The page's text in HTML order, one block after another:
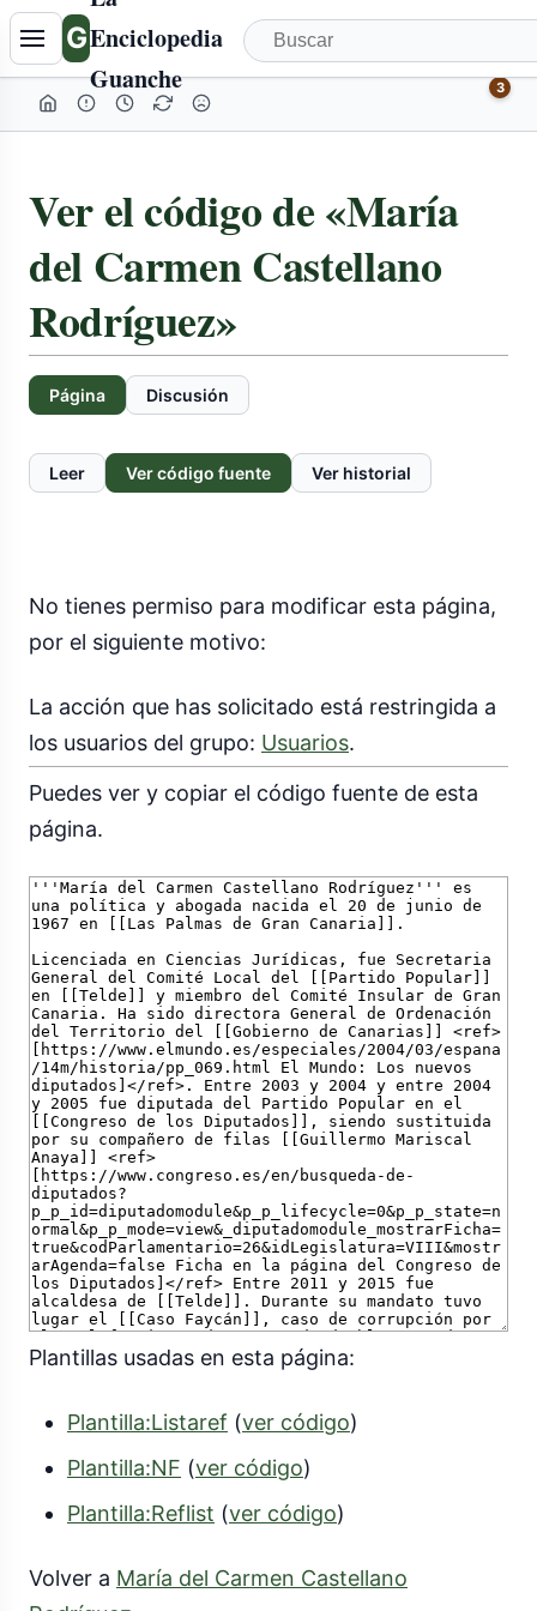
GEnciclopedia
Guanche
3
Ver el código de «María
del Carmen Castellano
Rodríguez»
Página Discusión
Leer Ver código fuente Ver historial
No tienes permiso para modificar esta página,
por el siguiente motivo:
La acción que has solicitado está restringida a
los usuarios del grupo: Usuarios.
Puedes ver y copiar el código fuente de esta
página.
Plantillas usadas en esta página:
Plantilla:Listaref (ver código)
Plantilla:NF (ver código)
Plantilla:Reflist (ver código)
Volver a María del Carmen Castellano